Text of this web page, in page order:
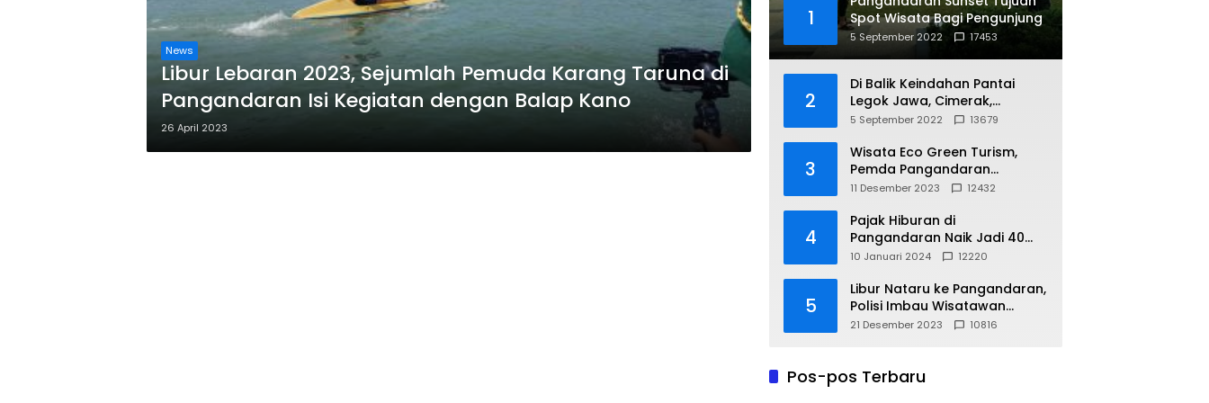
News
Libur Lebaran 2023, Sejumlah Pemuda Karang Taruna di
Pangandaran Isi Kegiatan dengan Balap Kano
26 April 2023
1
Spot Wisata Bagi Pengunjung
5 September 2022 17453
2
Di Balik Keindahan Pantai
Legok Jawa, Cimerak,
Pangandaran
5 September 2022 13679
3
Wisata Eco Green Turism,
Pemda Pangandaran
Gandeng PLN
11 Desember 2023 12432
4
Pajak Hiburan di
Pangandaran Naik Jadi 40
Persen
10 Januari 2024 12220
5
Libur Nataru ke Pangandaran,
Polisi Imbau Wisatawan
Gunakan Jalur Arteri
21 Desember 2023 10816
Pos-pos Terbaru